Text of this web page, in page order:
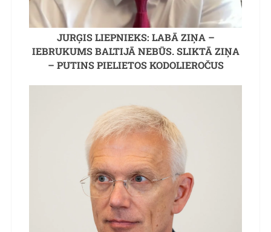
JURĢIS LIEPNIEKS: LABĀ ZIŅA –
IEBRUKUMS BALTIJĀ NEBŪS. SLIKTĀ ZIŅA
– PUTINS PIELIETOS KODOLIEROČUS